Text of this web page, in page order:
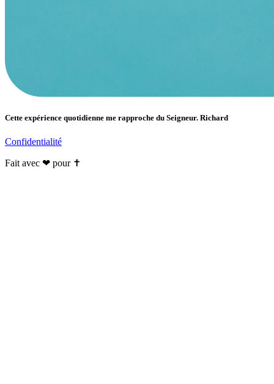
Cette expérience quotidienne me rapproche du Seigneur. Richard
Confidentialité
Fait avec ❤ pour ✝️️